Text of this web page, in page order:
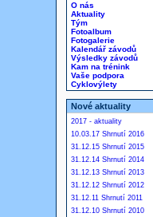
O nás
Aktuality
Tým
Fotoalbum
Fotogalerie
Kalendář závodů
Výsledky závodů
Kam na trénink
Vaše podpora
Cyklovýlety
Nové aktuality
2017 - aktuality
10.03.17 Shrnutí 2016
31.12.15 Shrnutí 2015
31.12.14 Shrnutí 2014
31.12.13 Shrnutí 2013
31.12.12 Shrnutí 2012
31.12.11 Shrnutí 2011
31.12.10 Shrnutí 2010